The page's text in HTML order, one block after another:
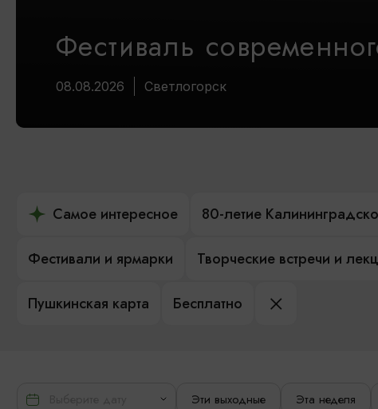
Фестиваль
08.08.2026 Светлогорск
Самое интересное 80-летие
Фестивали и ярмарки Творческие встречи и
Пушкинская карта Бесплатно
Эти выходные Эта неделя